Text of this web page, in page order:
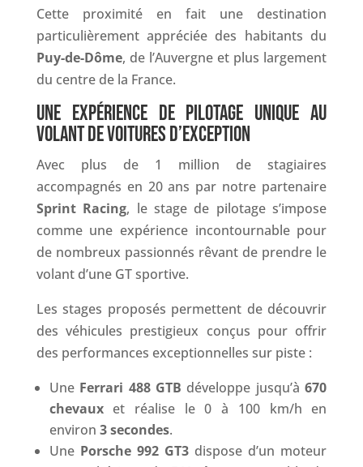
Cette proximité en fait une destination
particulièrement appréciée des habitants du
Puy-de-Dôme, de l’Auvergne et plus largement
du centre de la France.
UNE EXPÉRIENCE DE PILOTAGE UNIQUE AU
VOLANT DE VOITURES D’EXCEPTION
Avec plus de 1 million de stagiaires
accompagnés en 20 ans par notre partenaire
Sprint Racing, le stage de pilotage s’impose
comme une expérience incontournable pour
de nombreux passionnés rêvant de prendre le
volant d’une GT sportive.
Les stages proposés permettent de découvrir
des véhicules prestigieux conçus pour offrir
des performances exceptionnelles sur piste :
Une Ferrari 488 GTB développe jusqu’à670
chevauxet réalise le 0 à 100 km/h en
environ 3 secondes.
Une Porsche 992 GT3 dispose d’un moteur